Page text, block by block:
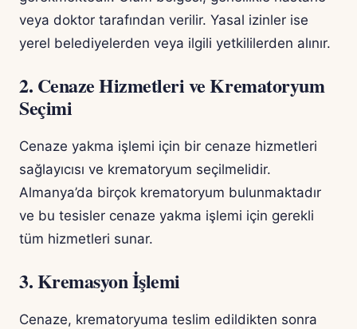
veya doktor tarafından verilir. Yasal izinler ise
yerel belediyelerden veya ilgili yetkililerden alınır.
2. Cenaze Hizmetleri ve Krematoryum
Seçimi
Cenaze yakma işlemi için bir cenaze hizmetleri
sağlayıcısı ve krematoryum seçilmelidir.
Almanya’da birçok krematoryum bulunmaktadır
ve bu tesisler cenaze yakma işlemi için gerekli
tüm hizmetleri sunar.
3. Kremasyon İşlemi
Cenaze, krematoryuma teslim edildikten sonra